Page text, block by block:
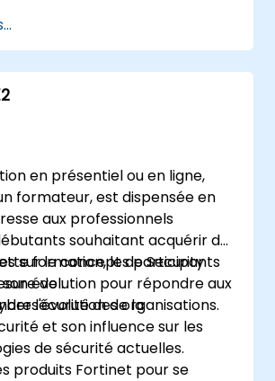
(malware) les plus courants
des attaques
les principes de base de la
de sécurité multicouche.
il répond aux défis
de la cybersécurité.
en présentiel ou en ligne,
formateur, est dispensée en
aux professionnels
souhaitant acquérir des
sur le concept de Security
évolution pour répondre aux
des organisations.
formation, les participants
de :
l'évolution de la
et son influence sur les
de sécurité actuelles.
produits Fortinet pour se